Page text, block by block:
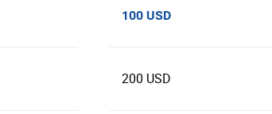
100 USD
200 USD